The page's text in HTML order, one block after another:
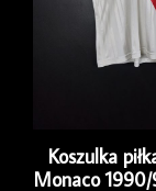
Koszulka
Monaco